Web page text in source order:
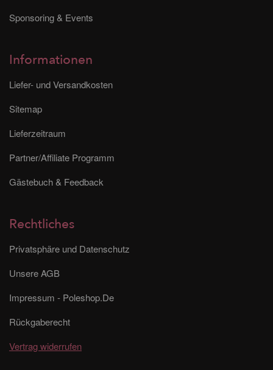
Sponsoring & Events
Informationen
Liefer- und Versandkosten
Sitemap
Lieferzeitraum
Partner/Affiliate Programm
Gästebuch & Feedback
Rechtliches
Privatsphäre und Datenschutz
Unsere AGB
Impressum - Poleshop.De
Rückgaberecht
Vertrag widerrufen